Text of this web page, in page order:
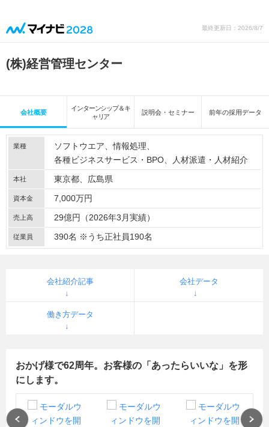
最終更新日：2026/8/7
(株)経営管理センター
会社概要
インターンシップ＆キ
ャリア
説明会・セミナー 前年の採用データ
業種 ソフトウエア
情報処理
各種ビジネスサービス・BPO
人材派遣・人材紹介
本社 東京都、広島県
資本金 7,000万円
売上高 29億円（2026年3月実績）
従業員 390名 ※うち正社員190名
会社紹介記事 会社データ
働き方データ
おかげ様で62周年。お客様の「あったらいいな」を形
にします。